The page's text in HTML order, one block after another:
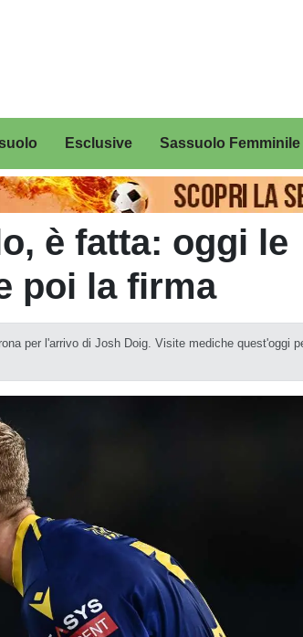
Esclusive Sassuolo Femminile
è fatta: oggi le
poi la firma
per l'arrivo di Josh Doig. Visite mediche quest'oggi